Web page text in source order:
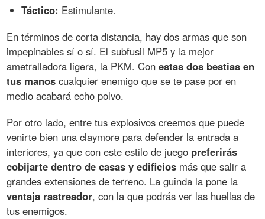
Táctico: Estimulante.
En términos de corta distancia, hay dos armas que son
impepinables sí o sí. El subfusil MP5 y la mejor
ametralladora ligera, la PKM. Conestas dos bestias en
tus manos cualquier enemigo que se te pase por en
medio acabará echo polvo.
Por otro lado, entre tus explosivos creemos que puede
venirte bien una claymore para defender la entrada a
interiores, ya que con este estilo de juego preferirás
cobijarte dentro de casas y edificios más que salir a
grandes extensiones de terreno. La guinda la pone la
ventaja rastreador, con la que podrás ver las huellas de
tus enemigos.